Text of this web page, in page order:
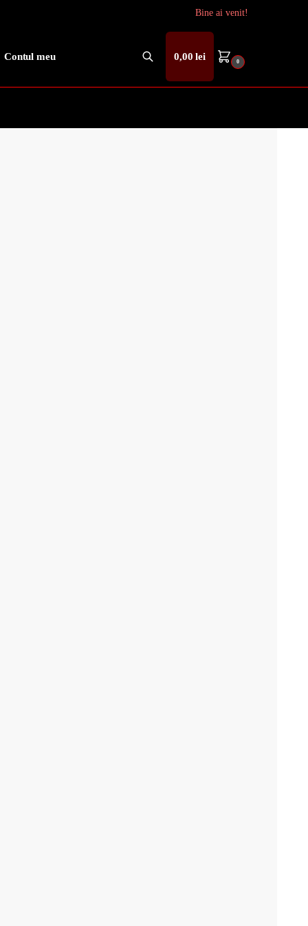
Bine ai venit!
Contul meu 0,00lei 0